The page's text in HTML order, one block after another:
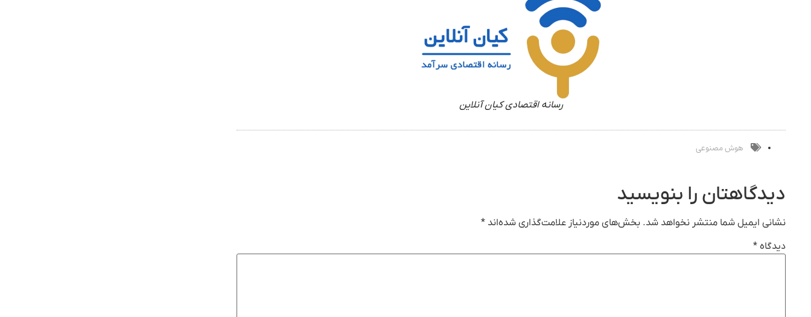
رسانه اقتصادی کیان آنلاین
هوش مصنوعی
دیدگاهتان را بنویسید
نشانی ایمیل شما منتشر نخواهد شد. بخش‌های موردنیاز علامت‌گذاری شده‌اند *
دیدگاه *